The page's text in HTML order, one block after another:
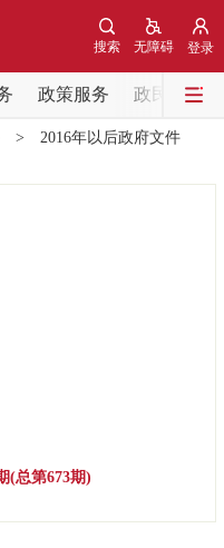
登录
无障碍
搜索
政策服务 政民互动
中央部委动态
> 2016年以后政府文件
(总第673期)